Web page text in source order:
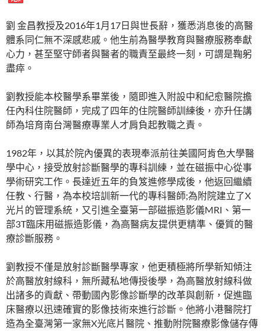
劉 金昌教授及2016年1月17日與世長辭，獲悉消息後的高醫
體系同仁無不深感悲戚。他生前為醫學教育與醫療服務奉獻
心力，甚至堅守師者與醫者的職責至最終一刻，可謂是鞠躬
盡瘁。
劉教授能本校醫學系畢業後，隨即進入附設中和紀愈醫院擔
任內科住院醫師，完成了四年的住院醫師訓練後，亦升任講
師為培育南台灣醫療專業人才肩負起教職之責。
1982年，以其於院內優異的表現奉派前往美國阿肯色大學醫
學中心，接受放射診斷醫學的專科訓練，並在磁振中心從事
學術研究工作。長達近五年的負笈進修學成後，他返回繼續
任教、行醫，為本校培訓新一代的專科醫師;為附院建立了X
光片的管理系統，又引進全臺第一部磁振造影儀MRI、第一
部3T臨床用磁振造影儀，為高醫病友提供更精準、優質的醫
療診斷服務。
劉教授不僅是放射診斷醫學專家，他更積極將所學新知傾注
於高醫放射線科，無所藏私地傳授後學，為高醫放射線科做
出諸多的貢獻、帶動國內影像診斷學的改革與創新，促進臨
床醫療以迅速確實的影像技術來進行診斷。他將小港醫院打
造為全臺灣第一家無X光底片醫院、推動附院醫療影像儲存傳